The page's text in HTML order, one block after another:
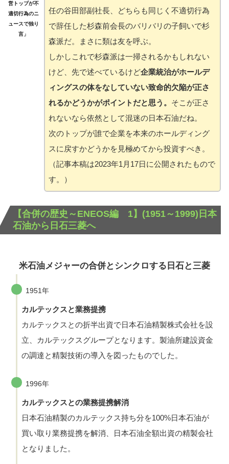
営トップが不
適切行為のニ
ュースで独り
言」
任の谷田部副社長、どちらも同じく不適切行為
で辞任した杉森前会長のバリバリの子飼いで杉
森派だ。まさに類は友を呼ぶ。
しかしこれで杉森派は一掃されるかもしれない
けど、先で述べているけど企業統治がホールデ
ィングスの体をなしていない致命的欠陥が正さ
れるかどうかがポイントだと思う。 そこが正さ
れないなら依然として混迷の日本石油だね。
次のトップが誰で企業を本来のホールディング
スに戻すかどうかを見極めてから投資すべき。
（記事本稿は2023年1月17日に公開されたもので
す。）
【合併の歴史～ENEOS編 1】(1951～1999)日本
石油から日石三菱へ
米石油メジャーの合併とシンクロする日石と三菱
1951年
カルテックスと業務提携
カルテックスとの折半出資で日本石油精製株式会社を設
立、カルテックスグループとなります。製油所建設資金
の調達と精製技術の導入を図ったものでした。
1996年
カルテックスとの業務提携解消
日本石油精製のカルテックス持ち分を100%日本石油が
買い取り業務提携を解消、日本石油全額出資の精製会社
となりました。